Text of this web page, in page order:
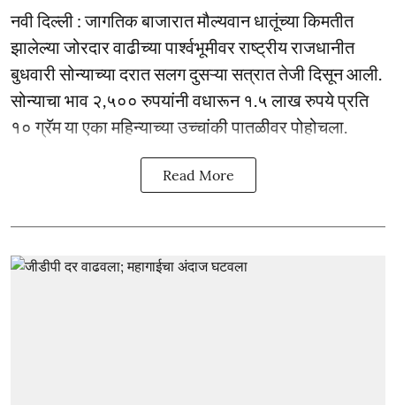
नवी दिल्ली : जागतिक बाजारात मौल्यवान धातूंच्या किमतीत
झालेल्या जोरदार वाढीच्या पार्श्वभूमीवर राष्ट्रीय राजधानीत
बुधवारी सोन्याच्या दरात सलग दुसऱ्या सत्रात तेजी दिसून आली.
सोन्याचा भाव २,५०० रुपयांनी वधारून १.५ लाख रुपये प्रति
१० ग्रॅम या एका महिन्याच्या उच्चांकी पातळीवर पोहोचला.
Read More